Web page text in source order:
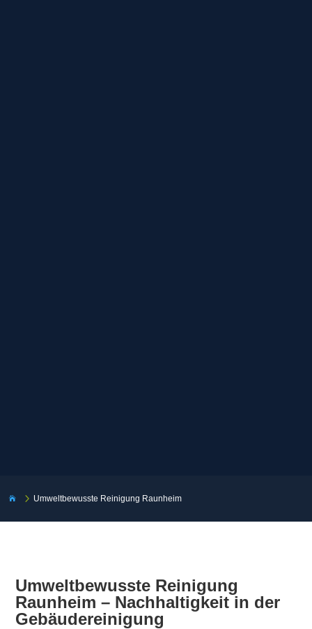
 5 Umweltbewusste Reinigung Raunheim
Umweltbewusste Reinigung
Raunheim – Nachhaltigkeit in der
Gebäudereinigung